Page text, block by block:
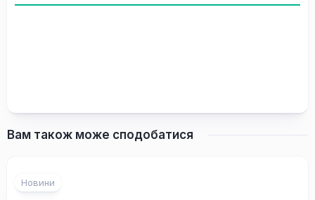
Вам також може сподобатися
Новини